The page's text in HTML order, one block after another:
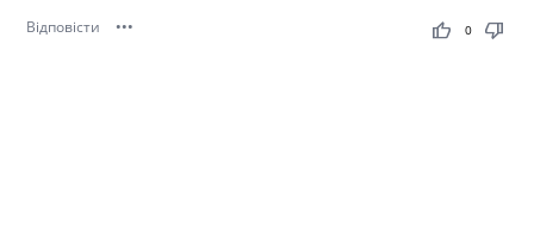
Відповісти ••• thumb_up thumb_down
0